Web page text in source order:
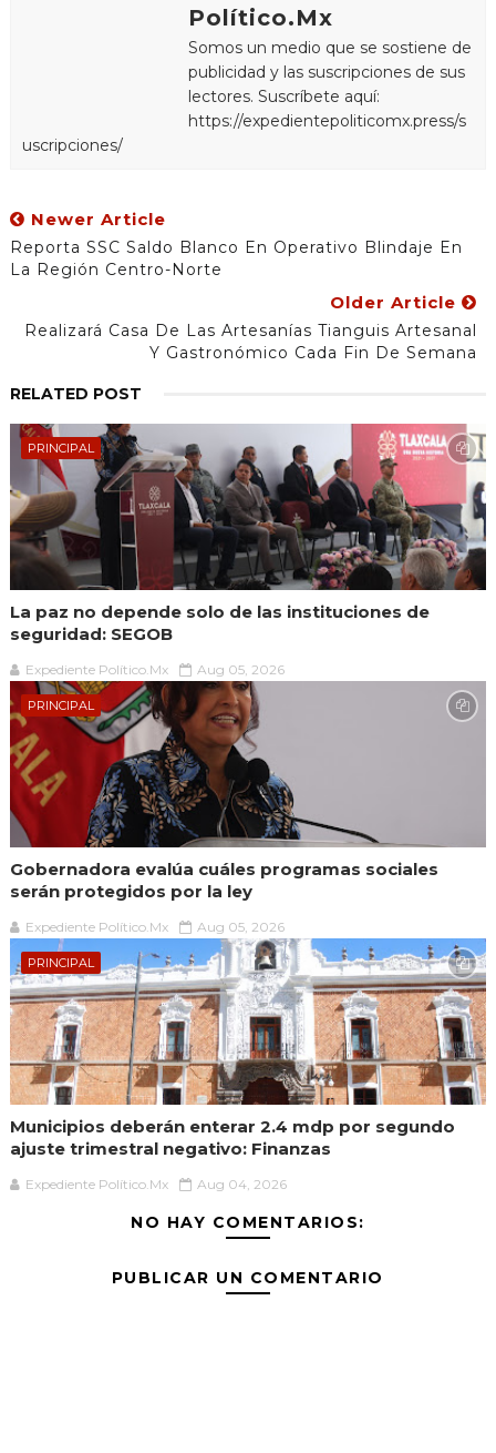
Político.Mx
Somos un medio que se sostiene de
publicidad y las suscripciones de sus
lectores. Suscríbete aquí:
https://expedientepoliticomx.press/s
uscripciones/
Newer Article
Reporta SSC Saldo Blanco En Operativo Blindaje En
La Región Centro-Norte
Older Article
Realizará Casa De Las Artesanías Tianguis Artesanal
Y Gastronómico Cada Fin De Semana
RELATED POST
PRINCIPAL
La paz no depende solo de las instituciones de
seguridad: SEGOB
Expediente Político.Mx Aug 05, 2026
PRINCIPAL
Gobernadora evalúa cuáles programas sociales
serán protegidos por la ley
Expediente Político.Mx Aug 05, 2026
PRINCIPAL
Municipios deberán enterar 2.4 mdp por segundo
ajuste trimestral negativo: Finanzas
Expediente Político.Mx Aug 04, 2026
NO HAY COMENTARIOS:
PUBLICAR UN COMENTARIO